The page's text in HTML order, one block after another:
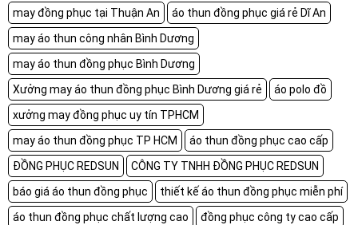
may đồng phục tại Thuận An
áo thun đồng phục giá rẻ Dĩ An
may áo thun công nhân Bình Dương
may áo thun đồng phục Bình Dương
Xưởng may áo thun đồng phục Bình Dương giá rẻ
áo polo đồ
xưởng may đồng phục uy tín TPHCM
may áo thun đồng phục TP HCM
áo thun đồng phục cao cấp
ĐỒNG PHỤC REDSUN
CÔNG TY TNHH ĐỒNG PHỤC REDSUN
báo giá áo thun đồng phục
thiết kế áo thun đồng phục miễn phí
áo thun đồng phục chất lượng cao
đồng phục công ty cao cấp